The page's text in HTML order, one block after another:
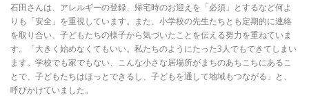
石田さんは、アレルギーの登録、帰宅時のお迎えを「必須」とするなど何よ
りも「安全」を重視しています。また、小学校の先生たちとも定期的に連絡
を取り合い、子どもたちの様子から気づいたことを伝える努力を重ねていま
す。「大きく始めなくてもいい。私たちのようにたった3人でもできてしまい
ます。学校でも家でもない、こんな小さな居場所がまちのあちこちにあるこ
とで、子どもたちはほっとできるし、子どもを通して地域もつながる」と、
呼びかけていました。